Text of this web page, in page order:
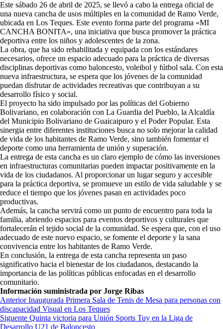
Este sábado 26 de abril de 2025, se llevó a cabo la entrega oficial de
una nueva cancha de usos múltiples en la comunidad de Ramo Verde,
ubicada en Los Teques. Este evento forma parte del programa «MI
CANCHA BONITA», una iniciativa que busca promover la práctica
deportiva entre los niños y adolescentes de la zona.
La obra, que ha sido rehabilitada y equipada con los estándares
necesarios, ofrece un espacio adecuado para la práctica de diversas
disciplinas deportivas como baloncesto, voleibol y fútbol sala. Con esta
nueva infraestructura, se espera que los jóvenes de la comunidad
puedan disfrutar de actividades recreativas que contribuyan a su
desarrollo físico y social.
El proyecto ha sido impulsado por las políticas del Gobierno
Bolivariano, en colaboración con La Guardia del Pueblo, la Alcaldía
del Municipio Bolivariano de Guaicaipuro y el Poder Popular. Esta
sinergia entre diferentes instituciones busca no solo mejorar la calidad
de vida de los habitantes de Ramo Verde, sino también fomentar el
deporte como una herramienta de unión y superación.
La entrega de esta cancha es un claro ejemplo de cómo las inversiones
en infraestructuras comunitarias pueden impactar positivamente en la
vida de los ciudadanos. Al proporcionar un lugar seguro y accesible
para la práctica deportiva, se promueve un estilo de vida saludable y se
reduce el tiempo que los jóvenes pasan en actividades poco
productivas.
Además, la cancha servirá como un punto de encuentro para toda la
familia, abriendo espacios para eventos deportivos y culturales que
fortalecerán el tejido social de la comunidad. Se espera que, con el uso
adecuado de este nuevo espacio, se fomente el deporte y la sana
convivencia entre los habitantes de Ramo Verde.
En conclusión, la entrega de esta cancha representa un paso
significativo hacia el bienestar de los ciudadanos, destacando la
importancia de las políticas públicas enfocadas en el desarrollo
comunitario.
Información suministrada por Jorge Ribas
Navegación
de
AnteriorInaugurada Primera Sala de Tenis de Mesa para personas con
discapacidad Visual en Los Teques
Siguente Quinta victoria para Unión Sports Tuy en la Liga de
Desarrollo U21 de Baloncesto